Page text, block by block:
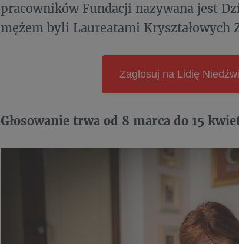
pracowników Fundacji nazywana jest
mężem byli Laureatami Kryształowych
Zagłosuj na Lidię
Głosowanie trwa od 8 marca do 15